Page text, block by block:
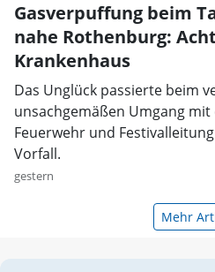
Gasverpuffung beim
nahe Rothenburg:
Krankenhaus
Das Unglück passierte beim
unsachgemäßen Umgang
Feuerwehr und
Vorfall.
gestern
Mehr